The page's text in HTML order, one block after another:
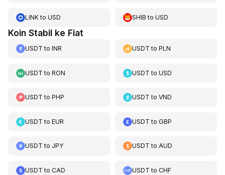
LINKto USD SHIB toUSD
Koin Stabil ke Fiat
USDT to INR USDT toPLN
USDT to RON USDT toUSD
USDT to PHP USDT toVND
USDT to EUR USDT toGBP
USDT to JPY USDT toAUD
USDT to CAD USDT toCHF